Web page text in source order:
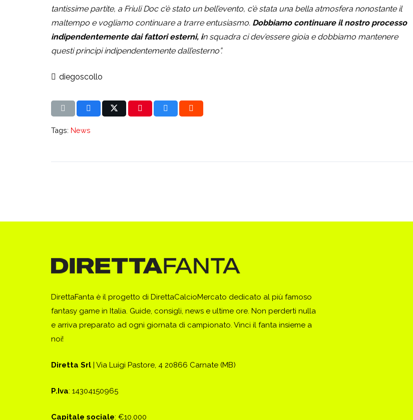
tantissime partite, a Friuli Doc c’è stato un bell’evento, c’è stata una bella atmosfera nonostante il
maltempo e vogliamo continuare a trarre entusiasmo. Dobbiamo continuare il nostro processo
indipendentemente dai fattori esterni, in squadra ci dev’essere gioia e dobbiamo mantenere
questi principi indipendentemente dall’esterno”.
diegoscollo
Tags: News
DirettaFanta è il progetto di DirettaCalcioMercato dedicato al più famoso
fantasy game in Italia. Guide, consigli, news e ultime ore. Non perderti nulla
e arriva preparato ad ogni giornata di campionato. Vinci il fanta insieme a
noi!
Diretta Srl | Via Luigi Pastore, 4 20866 Carnate (MB)
P.Iva: 14304150965
Capitale sociale: €10.000